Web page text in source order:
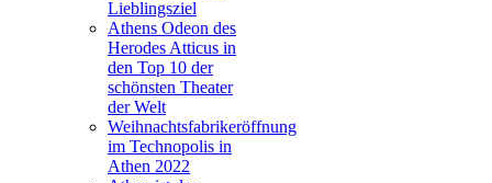
Lieblingsziel
Athens Odeon des
Herodes Atticus in
den Top 10 der
schönsten Theater
der Welt
Weihnachtsfabrikeröffnung
im Technopolis in
Athen 2022